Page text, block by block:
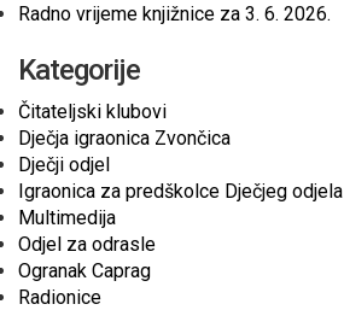
Radno vrijeme knjižnice za 3. 6. 2026.
Kategorije
Čitateljski klubovi
Dječja igraonica Zvončica
Dječji odjel
Igraonica za predškolce Dječjeg odjela
Multimedija
Odjel za odrasle
Ogranak Caprag
Radionice